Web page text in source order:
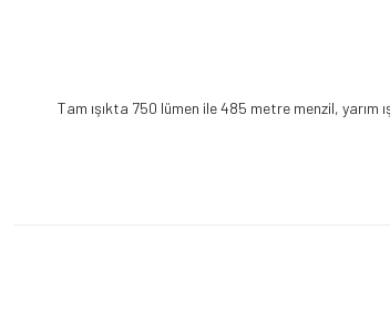
Tam ışıkta 750 lümen ile 485 metre menzil,